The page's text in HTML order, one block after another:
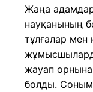
Жаңа
науқанының
тұлғалар
жауап орнына
болды.